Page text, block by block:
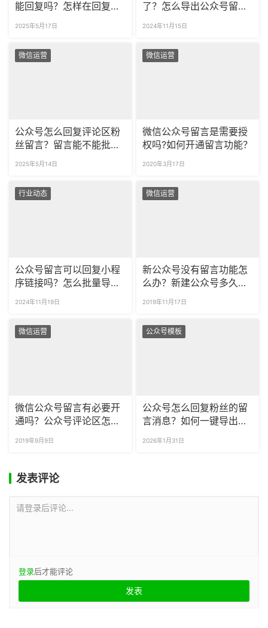
能回复吗？怎样在回复里
2025年5月17日
了？怎么导出公众号留
2024年11月15日
微信运营
公众号怎么回复评论区粉
丝留言？留言能不能批量
2025年5月14日
微信运营
微信公众号留言是需要授
权吗?如何开通留言功能？
2020年3月17日
行业动态
公众号留言可以回复小程
序链接吗？怎么批量导出
2024年11月19日
微信运营
新公众号没有留言功能怎
么办？新建公众号多久能
2019年11月17日
微信运营
微信公众号留言有必要开
通吗？公众号评论区怎样
2019年9月9日
公众号模板
公众号怎么回复粉丝的留
言消息？如何一键导出公
2026年1月31日
发表评论
请登录后评论...
登录后才能评论